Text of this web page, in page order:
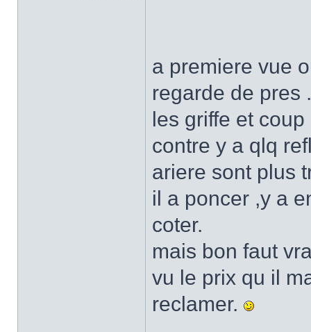
a premiere vue
regarde de pres .
les griffe et
contre y a qlq
ariere sont plus
il a poncer ,y a
coter.
mais bon faut
vu le prix qu il
reclamer.